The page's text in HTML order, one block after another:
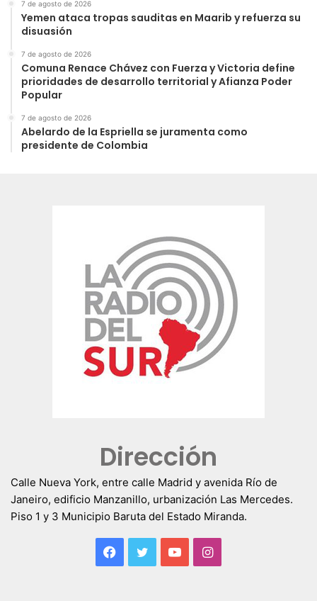
7 de agosto de 2026
Yemen ataca tropas sauditas en Maarib y refuerza su
disuasión
7 de agosto de 2026
Comuna Renace Chávez con Fuerza y Victoria define
prioridades de desarrollo territorial y Afianza Poder
Popular
7 de agosto de 2026
Abelardo de la Espriella se juramenta como
presidente de Colombia
Dirección
Calle Nueva York, entre calle Madrid y avenida Río de
Janeiro, edificio Manzanillo, urbanización Las Mercedes.
Piso 1 y 3 Municipio Baruta del Estado Miranda.
Facebook
TwitterYouTubeInstagram